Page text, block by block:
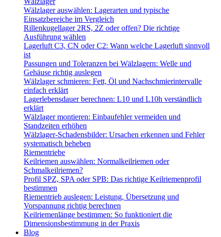
Wälzlager auswählen: Lagerarten und typische
Einsatzbereiche im Vergleich
Rillenkugellager 2RS, 2Z oder offen? Die richtige
Ausführung wählen
Lagerluft C3, CN oder C2: Wann welche Lagerluft sinnvoll
ist
Passungen und Toleranzen bei Wälzlagern: Welle und
Gehäuse richtig auslegen
Wälzlager schmieren: Fett, Öl und Nachschmierintervalle
einfach erklärt
Lagerlebensdauer berechnen: L10 und L10h verständlich
erklärt
Wälzlager montieren: Einbaufehler vermeiden und
Standzeiten erhöhen
Wälzlager-Schadensbilder: Ursachen erkennen und Fehler
systematisch beheben
Riementriebe
Keilriemen auswählen: Normalkeilriemen oder
Schmalkeilriemen?
Profil SPZ, SPA oder SPB: Das richtige Keilriemenprofil
bestimmen
Riementrieb auslegen: Leistung, Übersetzung und
Vorspannung richtig berechnen
Keilriemenlänge bestimmen: So funktioniert die
Dimensionsbestimmung in der Praxis
Blog